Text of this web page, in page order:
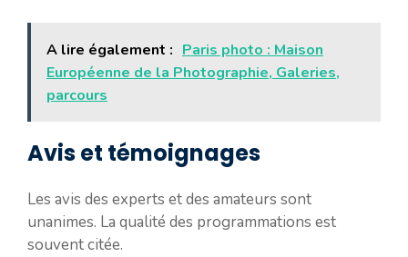
A lire également : Paris photo : Maison
Européenne de la Photographie, Galeries,
parcours
Avis et témoignages
Les avis des experts et des amateurs sont
unanimes. La qualité des programmations est
souvent citée.